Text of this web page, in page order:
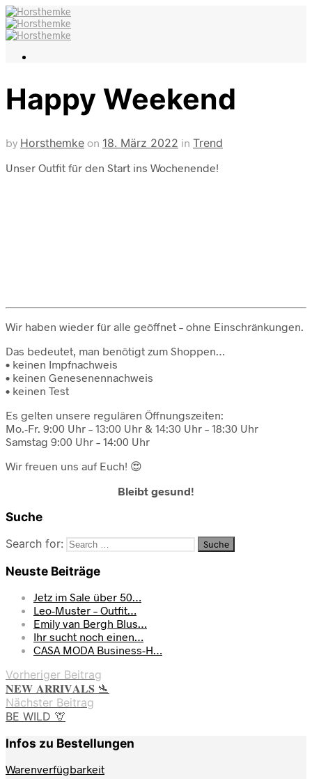
Happy Weekend
by Horsthemke on 18. März 2022 in Trend
Unser Outfit für den Start ins Wochenende!
Wir haben wieder für alle geöffnet – ohne Einschränkungen.
Das bedeutet, man benötigt zum Shoppen…
• keinen Impfnachweis
• keinen Genesenennachweis
• keinen Test
Es gelten unsere regulären Öffnungszeiten:
Mo.-Fr. 9:00 Uhr – 13:00 Uhr & 14:30 Uhr – 18:30 Uhr
Samstag 9:00 Uhr – 14:00 Uhr
Wir freuen uns auf Euch! 😍
Bleibt gesund!
Suche
Search for:
Neuste Beiträge
Jetz im Sale über 50…
Leo-Muster – Outfit…
Emily van Bergh Blus…
Ihr sucht noch einen…
CASA MODA Business-H…
Vorheriger Beitrag
𝐍𝐄𝐖 𝐀𝐑𝐑𝐈𝐕𝐀𝐋𝐒 🛬
Nächster Beitrag
BE WILD 🦒
Infos zu Bestellungen
Warenverfügbarkeit